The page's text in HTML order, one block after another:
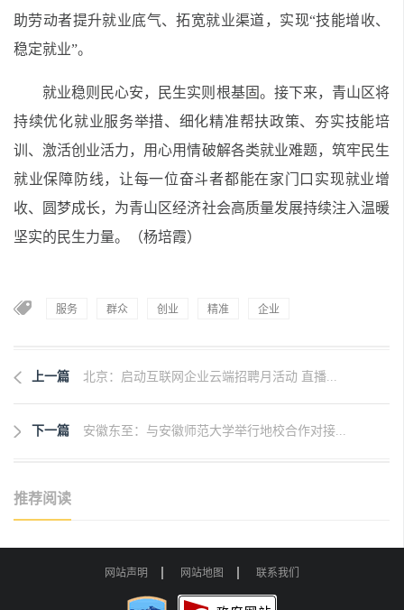
助劳动者提升就业底气、拓宽就业渠道，实现“技能增收、
稳定就业”。
就业稳则民心安，民生实则根基固。接下来，青山区将
持续优化就业服务举措、细化精准帮扶政策、夯实技能培
训、激活创业活力，用心用情破解各类就业难题，筑牢民生
就业保障防线，让每一位奋斗者都能在家门口实现就业增
收、圆梦成长，为青山区经济社会高质量发展持续注入温暖
坚实的民生力量。（杨培霞）
服务 群众 创业 精准 企业
上一篇 北京：启动互联网企业云端招聘月活动 直播...
下一篇 安徽东至：与安徽师范大学举行地校合作对接...
推荐阅读
网站声明 网站地图 联系我们